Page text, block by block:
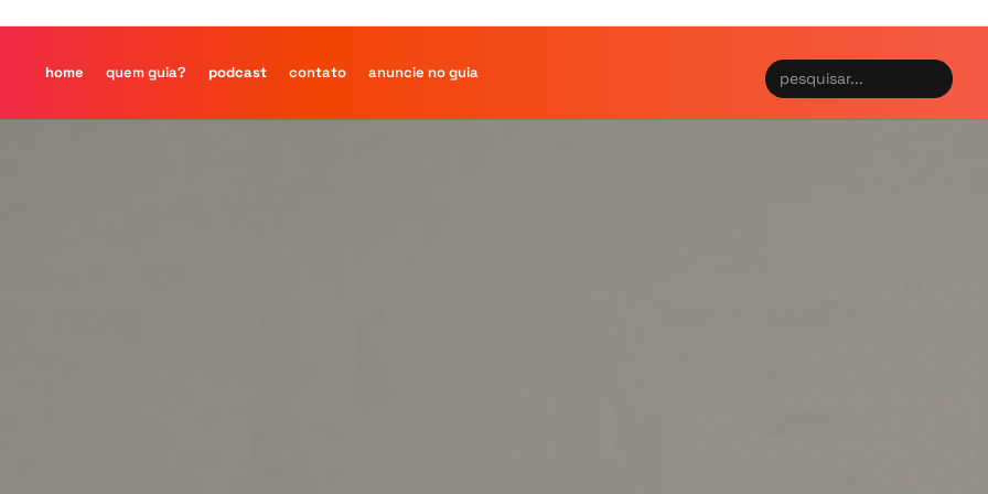
home quem guia? podcast contato anuncie no guia